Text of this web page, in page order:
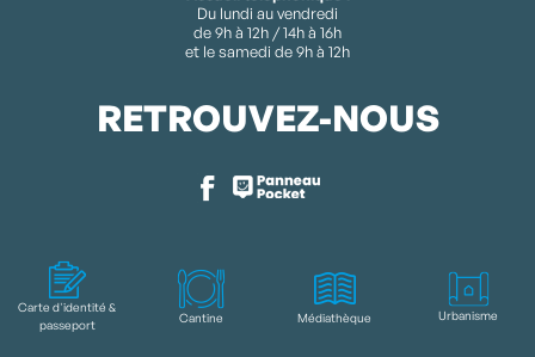
Carte d'identité &
passeport
Cantine Médiathèque Urbanisme
Du lundi au vendredi
de 9h à 12h / 14h à 16h
et le samedi de 9h à 12h
RETROUVEZ-NOUS
Mentions légales